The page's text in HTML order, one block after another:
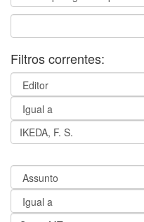
Filtros correntes: